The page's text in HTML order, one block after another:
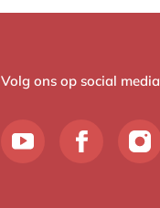
Volg ons op social media